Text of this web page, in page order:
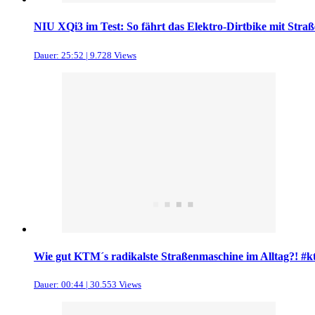
NIU XQi3 im Test: So fährt das Elektro-Dirtbike mit
Dauer: 25:52 | 9.728 Views
Wie gut KTM´s radikalste Straßenmaschine im Alltag?!
Dauer: 00:44 | 30.553 Views